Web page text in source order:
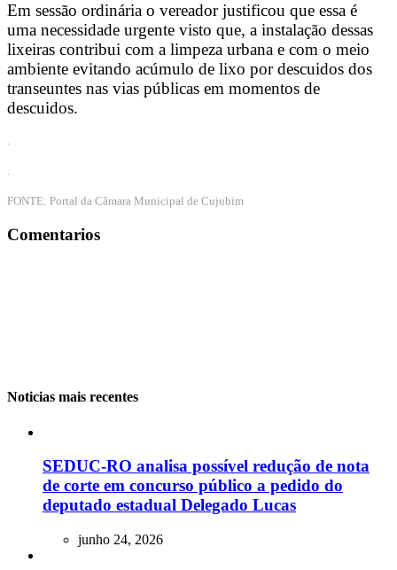
Em sessão ordinária o vereador justificou que essa é
uma necessidade urgente visto que, a instalação dessas
lixeiras contribui com a limpeza urbana e com o meio
ambiente evitando acúmulo de lixo por descuidos dos
transeuntes nas vias públicas em momentos de
descuidos.
.
.
FONTE: Portal da Câmara Municipal de Cujubim
Comentarios
Noticias mais recentes
SEDUC-RO analisa possível redução de nota
de corte em concurso público a pedido do
deputado estadual Delegado Lucas
junho 24, 2026